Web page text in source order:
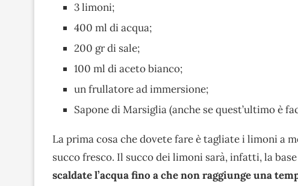
3 limoni;
400 ml di acqua;
200 gr di sale;
100 ml di aceto bianco;
un frullatore ad immersione;
Sapone di Marsiglia (anche se quest’ultimo è
La prima cosa che dovete fare è tagliate i limoni a
succo fresco. Il succo dei limoni sarà, infatti, la
scaldate l’acqua fino a che non raggiunge una